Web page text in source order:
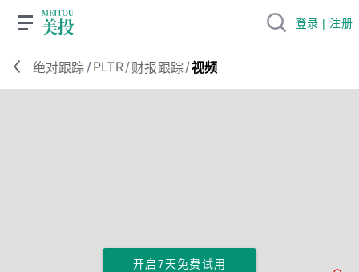
绝对跟踪 /PLTR/财报跟踪/视频
开启7天免费试用
登录 | 注册